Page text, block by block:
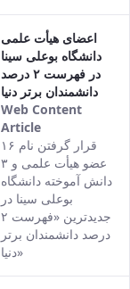
اعضای هیأت علمی
دانشگاه بوعلی سینا
در فهرست ۲ درصد
دانشمندان برتر دنیا
Web Content
Article
This result
comes from
the Persian
version of
this content.
قرار گرفتن نام ۱۶
عضو هیأت علمی و ۳
دانش آموخته دانشگاه
بوعلی سینا در
جدیدترین «فهرست ۲
درصد دانشمندان برتر
دنیا»